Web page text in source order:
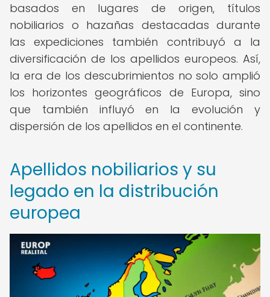
basados en lugares de origen, títulos
nobiliarios o hazañas destacadas durante
las expediciones también contribuyó a la
diversificación de los apellidos europeos. Así,
la era de los descubrimientos no solo amplió
los horizontes geográficos de Europa, sino
que también influyó en la evolución y
dispersión de los apellidos en el continente.
Apellidos nobiliarios y su
legado en la distribución
europea